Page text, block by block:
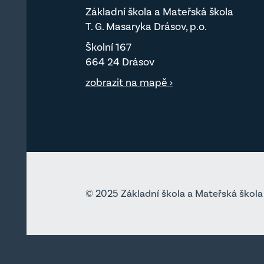
Základní škola a Mateřská škola
T. G. Masaryka Drásov, p.o.
Školní 167
664 24 Drásov
zobrazit na mapě ›
© 2025 Základní škola a Mateřská škola